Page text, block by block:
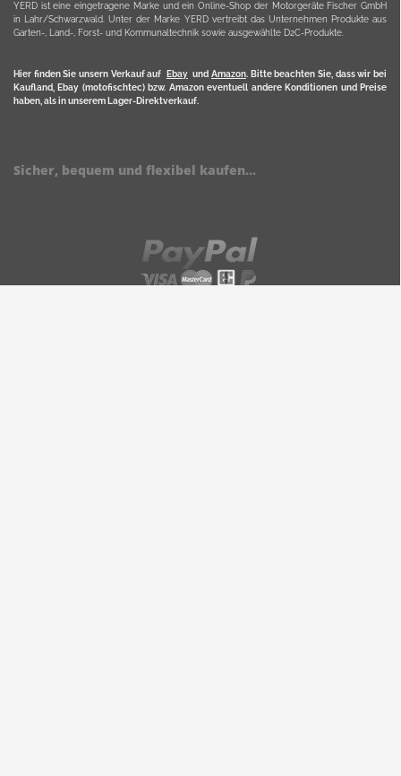
YERD ist eine eingetragene Marke und ein Online-Shop der Motorgeräte Fischer GmbH
in Lahr/Schwarzwald. Unter der Marke YERD vertreibt das Unternehmen Produkte aus
Garten-, Land-, Forst- und Kommunaltechnik sowie ausgewählte D2C-Produkte.
Hier finden Sie unsern Verkauf auf Ebayund Amazon. Bitte beachten Sie, dass wir bei
Kaufland, Ebay (motofischtec) bzw. Amazon eventuell andere Konditionen und Preise
haben, als in unserem Lager-Direktverkauf.
Sicher, bequem und flexibel kaufen...